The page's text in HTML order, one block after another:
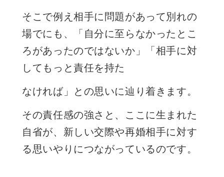
そこで例え相手に問題があって別れの
場でにも、「自分に至らなかったとこ
ろがあったのではないか」「相手に対
してもっと責任を持た
なければ」との思いに辿り着きます。
その責任感の強さと、ここに生まれた
自省が、新しい交際や再婚相手に対す
る思いやりにつながっているのです。